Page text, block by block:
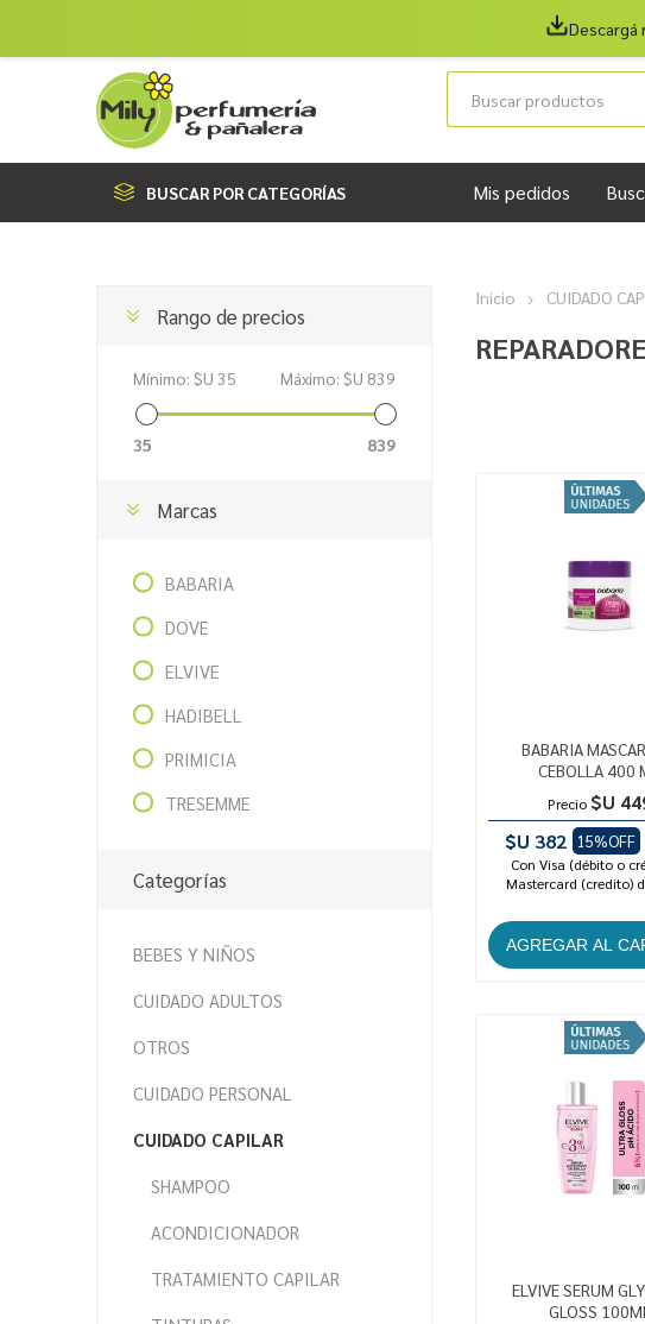
Descargá
BUSCAR POR CATEGORÍAS Mis pedidos
Inicio CUIDADO
BABARIA
CEBOLLA 400
Precio $U
$U 382
15%OFF
Con Visa (débito o
Mastercard (credito)
ELVIVE SERUM
GLOSS 100ML
Rango de precios
Mínimo: $U 35 Máximo: $U 839
35 839
Marcas
BABARIA
DOVE
ELVIVE
HADIBELL
PRIMICIA
TRESEMME
Categorías
BEBES Y NIÑOS
CUIDADO ADULTOS
OTROS
CUIDADO PERSONAL
CUIDADO CAPILAR
SHAMPOO
ACONDICIONADOR
TRATAMIENTO CAPILAR